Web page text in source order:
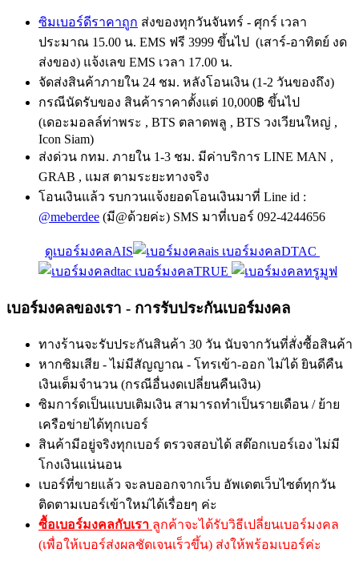
ซิมเบอร์ดีราคาถูก ส่งของทุกวันจันทร์ - ศุกร์ เวลา
ประมาณ 15.00 น. EMS ฟรี 3999 ขึ้นไป (เสาร์-อาทิตย์ งด
ส่งของ) แจ้งเลข EMS เวลา 17.00 น.
จัดส่งสินค้าภายใน 24 ชม. หลังโอนเงิน (1-2 วันของถึง)
กรณีนัดรับของ สินค้าราคาตั้งแต่ 10,000฿ ขึ้นไป
(เดอะมอลล์ท่าพระ , BTS ตลาดพลู , BTS วงเวียนใหญ่ ,
Icon Siam)
ส่งด่วน กทม. ภายใน 1-3 ชม. มีค่าบริการ LINE MAN ,
GRAB , แมส ตามระยะทางจริง
โอนเงินแล้ว รบกวนแจ้งยอดโอนเงินมาที่ Line id :
@meberdee (มี@ด้วยค่ะ) SMS มาที่เบอร์ 092-4244656
ดูเบอร์มงคลAIS
เบอร์มงคลDTAC
เบอร์มงคลTRUE
เบอร์มงคลของเรา - การรับประกันเบอร์มงคล
ทางร้านจะรับประกันสินค้า 30 วัน นับจากวันที่สั่งซื้อสินค้า
หากซิมเสีย - ไม่มีสัญญาณ - โทรเข้า-ออก ไม่ได้ ยินดีคืน
เงินเต็มจำนวน (กรณีอื่นงดเปลี่ยนคืนเงิน)
ซิมการ์ดเป็นแบบเติมเงิน สามารถทำเป็นรายเดือน / ย้าย
เครือข่ายได้ทุกเบอร์
สินค้ามีอยู่จริงทุกเบอร์ ตรวจสอบได้ สต๊อกเบอร์เอง ไม่มี
โกงเงินแน่นอน
เบอร์ที่ขายแล้ว จะลบออกจากเว็บ อัพเดตเว็บไซต์ทุกวัน
ติดตามเบอร์เข้าใหม่ได้เรื่อยๆ ค่ะ
ซื้อเบอร์มงคลกับเรา ลูกค้าจะได้รับวิธีเปลี่ยนเบอร์มงคล
(เพื่อให้เบอร์ส่งผลชัดเจนเร็วขึ้น) ส่งให้พร้อมเบอร์ค่ะ